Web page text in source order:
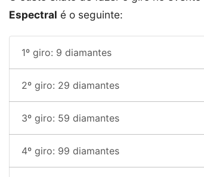
Espectral é o seguinte:
1º giro: 9 diamantes
2º giro: 29 diamantes
3º giro: 59 diamantes
4º giro: 99 diamantes